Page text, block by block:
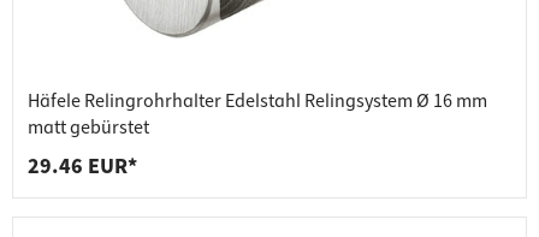
Häfele Relingrohrhalter Edelstahl Relingsystem Ø 16 mm
matt gebürstet
29.46 EUR*